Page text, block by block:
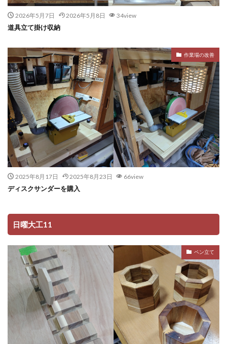
2026年5月7日 2026年5月8日 34view
道具立て掛け収納
作業場の改善
2025年8月17日 2025年8月23日 66view
ディスクサンダーを購入
日曜大工11
ペン立て